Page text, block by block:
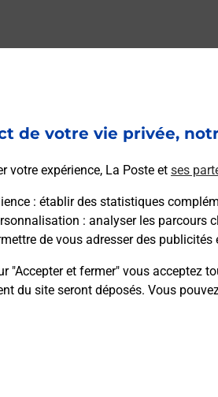
de votre vie privée,
votre expérience, La Poste et ses
: établir des statistiques
: analyser les parcours
de vous adresser des
"Accepter et fermer" vous acceptez
du site seront déposés. Vous